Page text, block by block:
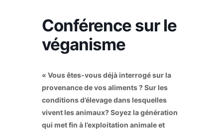
Conférence sur le
véganisme
« Vous êtes-vous déjà interrogé sur la
provenance de vos aliments ? Sur les
conditions d’élevage dans lesquelles
vivent les animaux? Soyez la génération
qui met fin à l’exploitation animale et